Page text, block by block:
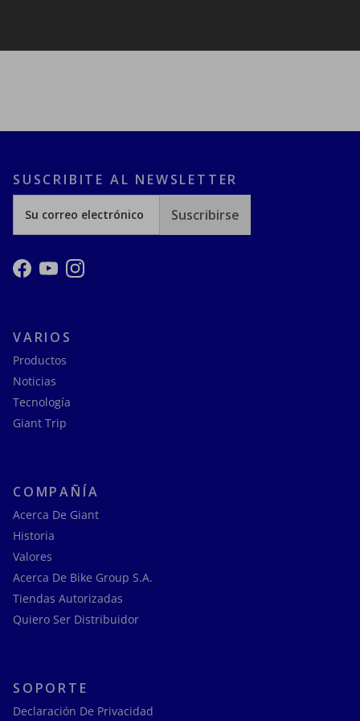
SUSCRIBITE AL NEWSLETTER
Suscribirse
FacebookYouTubeInstagram
VARIOS
Productos
Noticias
Tecnología
Giant Trip
COMPAÑÍA
Acerca De Giant
Historia
Valores
Acerca De Bike Group S.A.
Tiendas Autorizadas
Quiero Ser Distribuidor
SOPORTE
Declaración De Privacidad